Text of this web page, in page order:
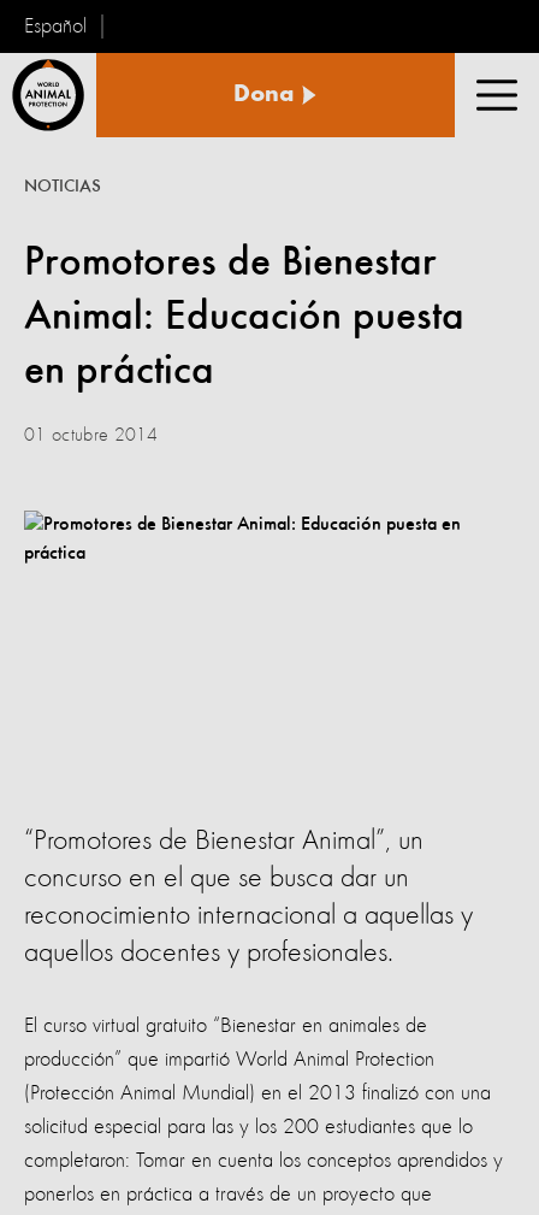
Español
Animal
Dona
Promotores de Bienestar
Animal: Educación puesta
en práctica
NOTICIAS
01 octubre 2014
“Promotores de Bienestar Animal”, un
concurso en el que se busca dar un
reconocimiento internacional a aquellas y
aquellos docentes y profesionales.
El curso virtual gratuito “Bienestar en animales de
producción” que impartió World Animal Protection
(Protección Animal Mundial) en el 2013 finalizó con una
solicitud especial para las y los 200 estudiantes que lo
completaron: Tomar en cuenta los conceptos aprendidos y
ponerlos en práctica a través de un proyecto que